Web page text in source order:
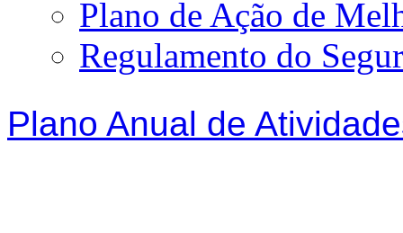
Plano de Ação de
Regulamento do
Plano Anual de